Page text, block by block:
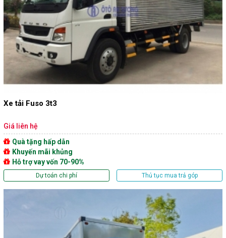
Xe tải Fuso 3t3
Giá liên hệ
Quà tặng hấp dẫn
Khuyến mãi khủng
Hỗ trợ vay vốn 70-90%
Dự toán chi phí Thủ tục mua trả góp